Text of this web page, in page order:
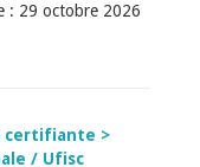
: 29 octobre 2026
certifiante >
/ Ufisc